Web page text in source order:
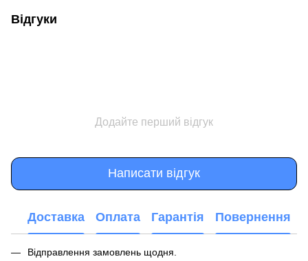
Відгуки
Додайте перший відгук
Написати відгук
Доставка Оплата Гарантія Повернення
Відправлення замовлень щодня.